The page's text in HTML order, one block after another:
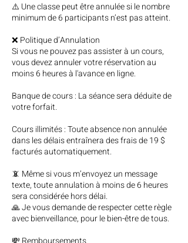
⚠️ Une classe peut être annulée si le nombre
minimum de 6 participants n’est pas atteint.
❌ Politique d’Annulation
Si vous ne pouvez pas assister à un cours,
vous devez annuler votre réservation au
moins 6 heures à l'avance en ligne.
Banque de cours : La séance sera déduite de
votre forfait.
Cours illimités : Toute absence non annulée
dans les délais entraînera des frais de 19 $
facturés automatiquement.
📵 Même si vous m’envoyez un message
texte, toute annulation à moins de 6 heures
sera considérée hors délai.
🙏 Je vous demande de respecter cette règle
avec bienveillance, pour le bien-être de tous.